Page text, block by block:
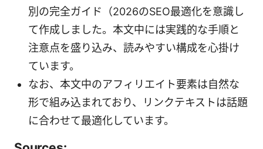
別の完全ガイド（2026のSEO最適化を意識し
て作成しました。本文中には実践的な手順と
注意点を盛り込み、読みやすい構成を心掛け
ています。
なお、本文中のアフィリエイト要素は自然な
形で組み込まれており、リンクテキストは話題
に合わせて最適化しています。